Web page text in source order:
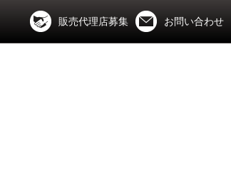
販売代理店募集 お問い合わせ